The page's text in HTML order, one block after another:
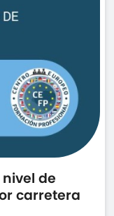
de
carretera